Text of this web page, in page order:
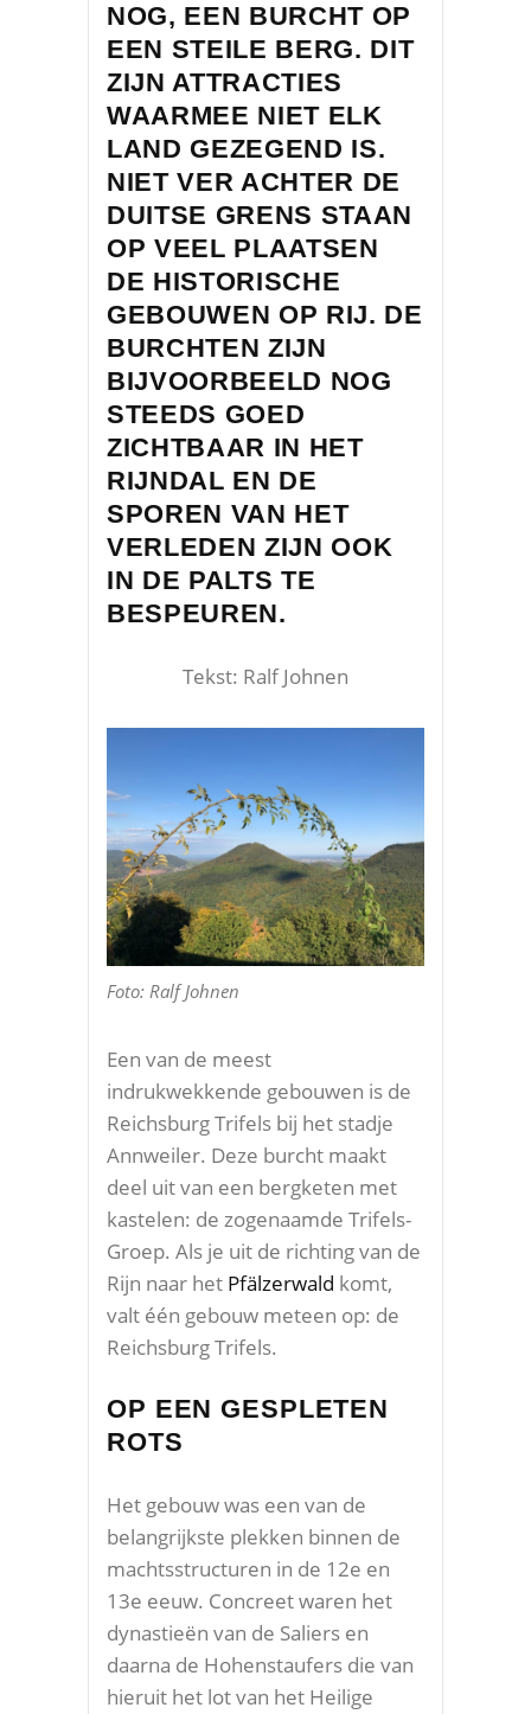
NOG, EEN BURCHT OP
EEN STEILE BERG. DIT
ZIJN ATTRACTIES
WAARMEE NIET ELK
LAND GEZEGEND IS.
NIET VER ACHTER DE
DUITSE GRENS STAAN
OP VEEL PLAATSEN
DE HISTORISCHE
GEBOUWEN OP RIJ. DE
BURCHTEN ZIJN
BIJVOORBEELD NOG
STEEDS GOED
ZICHTBAAR IN HET
RIJNDAL EN DE
SPOREN VAN HET
VERLEDEN ZIJN OOK
IN DE PALTS TE
BESPEUREN.
Tekst: Ralf Johnen
Foto: Ralf Johnen
Een van de meest
indrukwekkende gebouwen is de
Reichsburg Trifels bij het stadje
Annweiler. Deze burcht maakt
deel uit van een bergketen met
kastelen: de zogenaamde Trifels-
Groep. Als je uit de richting van de
Rijn naar het Pfälzerwald komt,
valt één gebouw meteen op: de
Reichsburg Trifels.
OP EEN GESPLETEN
ROTS
Het gebouw was een van de
belangrijkste plekken binnen de
machtsstructuren in de 12e en
13e eeuw. Concreet waren het
dynastieën van de Saliers en
daarna de Hohenstaufers die van
hieruit het lot van het Heilige